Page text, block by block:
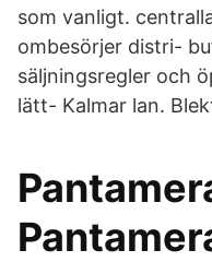
som vanligt.
ombesörjer distri-
säljningsregler och
lätt- Kalmar lan.